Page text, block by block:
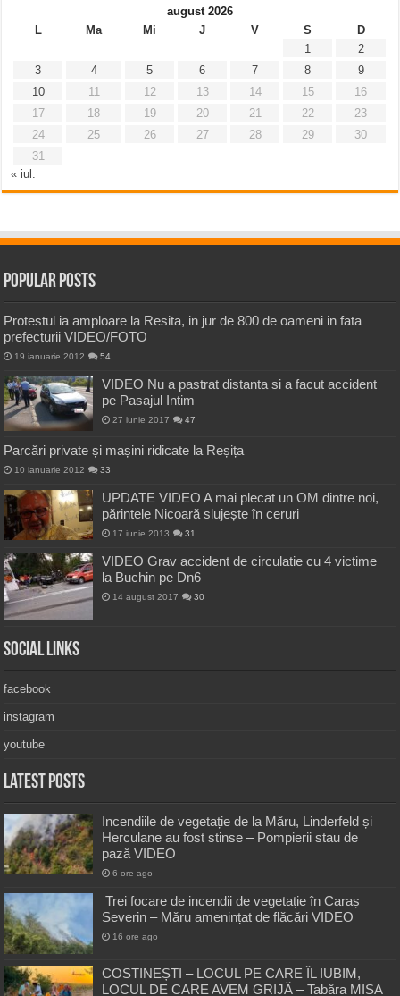
august 2026
L
Ma Mi J V S
D
1
2
3
4 5 6 7 8
9
10
11 12 13 14 15
16
17
18 19 20 21 22
23
24
25 26 27 28 29
30
31
« iul.
Popular Posts
Protestul ia amploare la Resita, in jur de 800 de oameni in fata
prefecturii VIDEO/FOTO
19 ianuarie 2012 54
VIDEO Nu a pastrat distanta si a facut accident
pe Pasajul Intim
27 iunie 2017 47
Parcări private și mașini ridicate la Reșița
10 ianuarie 2012 33
UPDATE VIDEO A mai plecat un OM dintre noi,
părintele Nicoară slujește în ceruri
17 iunie 2013 31
VIDEO Grav accident de circulatie cu 4 victime
la Buchin pe Dn6
14 august 2017 30
Social Links
facebook
instagram
youtube
Latest Posts
Incendiile de vegetație de la Măru, Linderfeld și
Herculane au fost stinse – Pompierii stau de
pază VIDEO
6 ore ago
Trei focare de incendii de vegetație în Caraș
Severin – Măru amenințat de flăcări VIDEO
16 ore ago
COSTINEȘTI – LOCUL PE CARE ÎL IUBIM,
LOCUL DE CARE AVEM GRIJĂ – Tabăra MISA